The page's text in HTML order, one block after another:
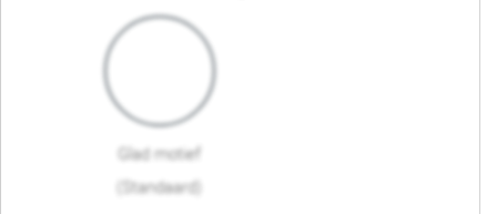
Glad motief
(Standaard)